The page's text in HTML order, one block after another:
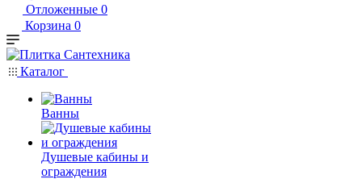
Отложенные 0
Корзина 0
Каталог
Ванны
Душевые кабины и
ограждения